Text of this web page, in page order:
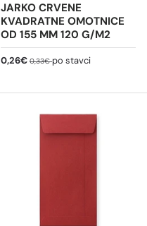
JARKO CRVENE
KVADRATNE OMOTNICE
OD 155 MM 120 G/M2
Cijena na sniženju
0,26€ Redovna cijena
0,33€po stavci